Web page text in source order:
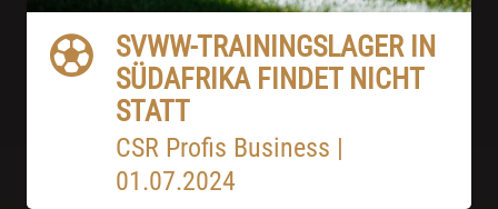
SVWW-TRAININGSLAGER IN
SÜDAFRIKA FINDET NICHT
STATT
CSR Profis Business |
01.07.2024